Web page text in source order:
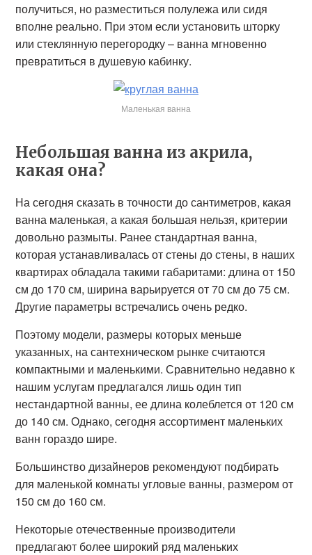
получиться, но разместиться полулежа или сидя
вполне реально. При этом если установить шторку
или стеклянную перегородку – ванна мгновенно
превратиться в душевую кабинку.
Маленькая ванна
Небольшая ванна из акрила,
какая она?
На сегодня сказать в точности до сантиметров, какая
ванна маленькая, а какая большая нельзя, критерии
довольно размыты. Ранее стандартная ванна,
которая устанавливалась от стены до стены, в наших
квартирах обладала такими габаритами: длина от 150
см до 170 см, ширина варьируется от 70 см до 75 см.
Другие параметры встречались очень редко.
Поэтому модели, размеры которых меньше
указанных, на сантехническом рынке считаются
компактными и маленькими. Сравнительно недавно к
нашим услугам предлагался лишь один тип
нестандартной ванны, ее длина колеблется от 120 см
до 140 см. Однако, сегодня ассортимент маленьких
ванн гораздо шире.
Большинство дизайнеров рекомендуют подбирать
для маленькой комнаты угловые ванны, размером от
150 см до 160 см.
Некоторые отечественные производители
предлагают более широкий ряд маленьких